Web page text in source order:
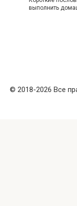
выполнить
© 2018-2026 Все